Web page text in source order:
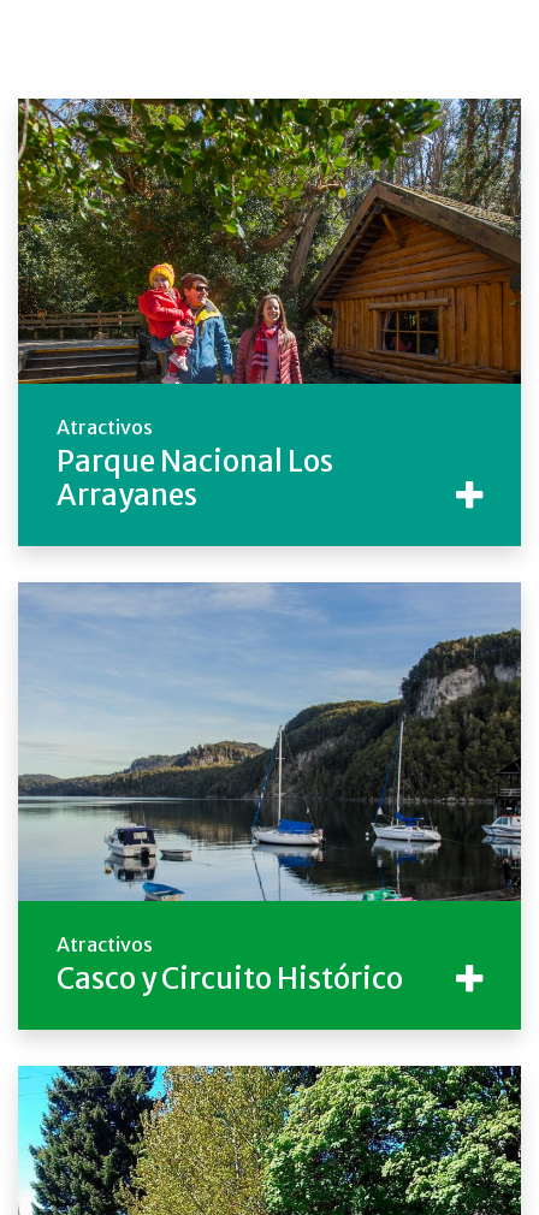
Atractivos
Parque Nacional Los
Arrayanes
Atractivos
Casco y Circuito Histórico